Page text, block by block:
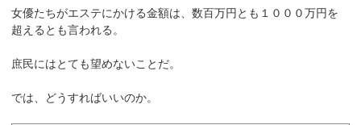
女優たちがエステにかける金額は、数百万円とも１０００万円を
超えるとも言われる。
庶民にはとても望めないことだ。
では、どうすればいいのか。